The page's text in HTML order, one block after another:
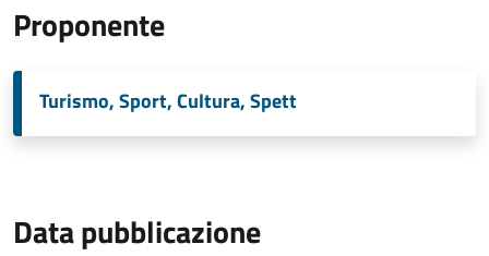
Proponente
Turismo, Sport, Cultura, Spett
Data pubblicazione